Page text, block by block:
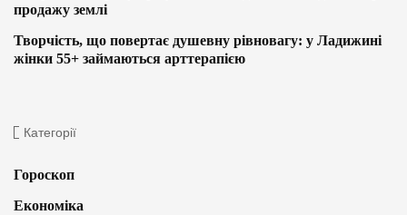
продажу землі
Творчість, що повертає душевну рівновагу: у Ладижині
жінки 55+ займаються арттерапією
Категорії
Гороскоп
Економіка